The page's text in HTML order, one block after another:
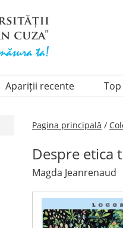
Apariții recente Top
Pagina principală /
Despre etica
Magda Jeanrenaud